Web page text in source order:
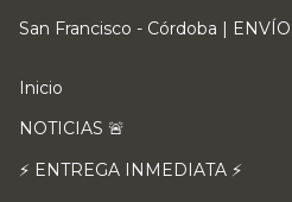
San Francisco - Córdoba |
Inicio
NOTICIAS 🚨
⚡ ENTREGA INMEDIATA ⚡